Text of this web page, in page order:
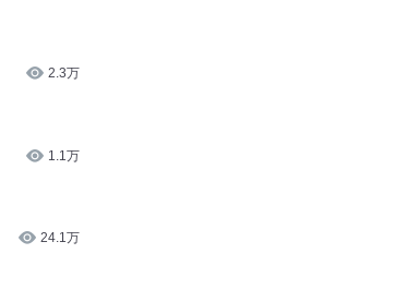
2.3万
1.1万
24.1万